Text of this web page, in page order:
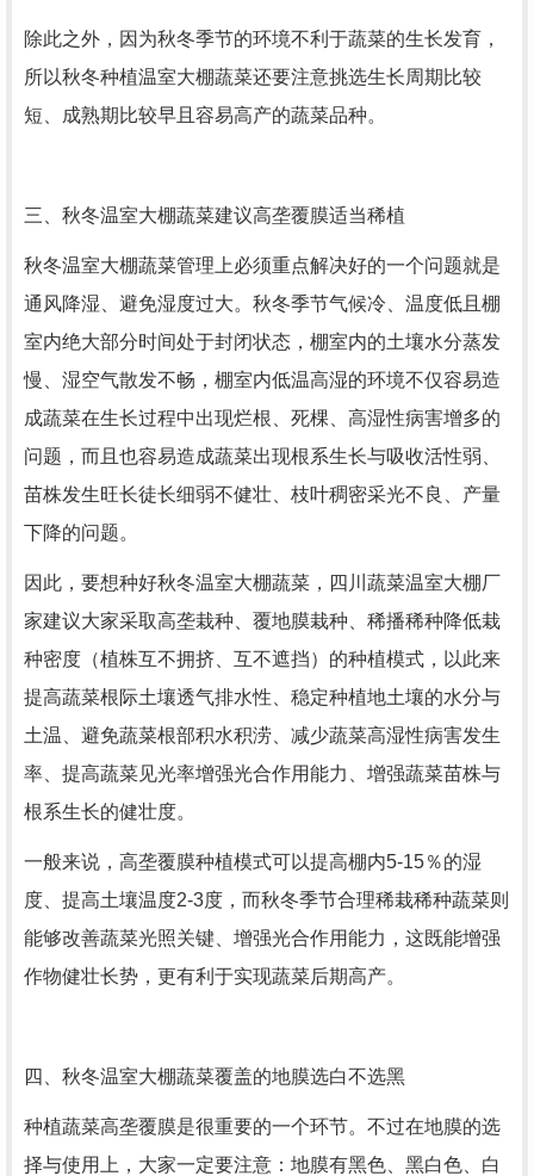
除此之外，因为秋冬季节的环境不利于蔬菜的生长发育，
所以秋冬种植温室大棚蔬菜还要注意挑选生长周期比较
短、成熟期比较早且容易高产的蔬菜品种。
三、秋冬温室大棚蔬菜建议高垄覆膜适当稀植
秋冬温室大棚蔬菜管理上必须重点解决好的一个问题就是
通风降湿、避免湿度过大。秋冬季节气候冷、温度低且棚
室内绝大部分时间处于封闭状态，棚室内的土壤水分蒸发
慢、湿空气散发不畅，棚室内低温高湿的环境不仅容易造
成蔬菜在生长过程中出现烂根、死棵、高湿性病害增多的
问题，而且也容易造成蔬菜出现根系生长与吸收活性弱、
苗株发生旺长徒长细弱不健壮、枝叶稠密采光不良、产量
下降的问题。
因此，要想种好秋冬温室大棚蔬菜，四川蔬菜温室大棚厂
家建议大家采取高垄栽种、覆地膜栽种、稀播稀种降低栽
种密度（植株互不拥挤、互不遮挡）的种植模式，以此来
提高蔬菜根际土壤透气排水性、稳定种植地土壤的水分与
土温、避免蔬菜根部积水积涝、减少蔬菜高湿性病害发生
率、提高蔬菜见光率增强光合作用能力、增强蔬菜苗株与
根系生长的健壮度。
一般来说，高垄覆膜种植模式可以提高棚内5-15％的湿
度、提高土壤温度2-3度，而秋冬季节合理稀栽稀种蔬菜则
能够改善蔬菜光照关键、增强光合作用能力，这既能增强
作物健壮长势，更有利于实现蔬菜后期高产。
四、秋冬温室大棚蔬菜覆盖的地膜选白不选黑
种植蔬菜高垄覆膜是很重要的一个环节。不过在地膜的选
择与使用上，大家一定要注意：地膜有黑色、黑白色、白